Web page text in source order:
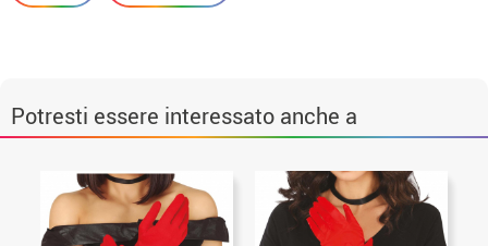
Potresti essere interessato anche a